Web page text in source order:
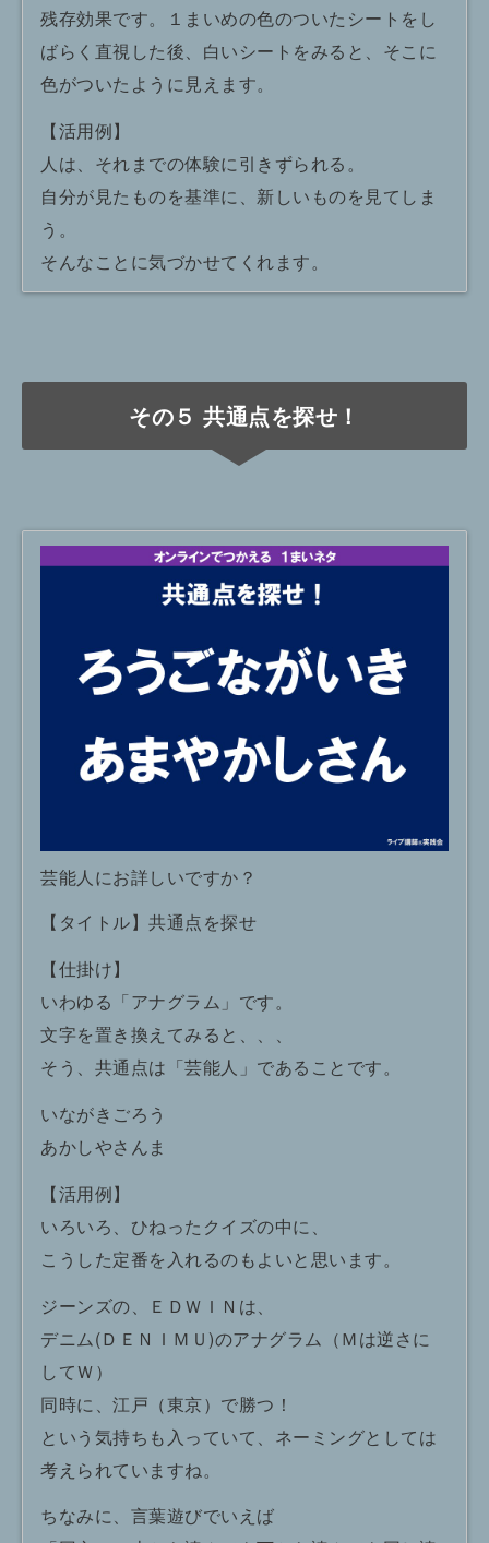
残存効果です。１まいめの色のついたシートをし
ばらく直視した後、白いシートをみると、そこに
色がついたように見えます。
【活用例】
人は、それまでの体験に引きずられる。
自分が見たものを基準に、新しいものを見てしま
う。
そんなことに気づかせてくれます。
その５ 共通点を探せ！
芸能人にお詳しいですか？
【タイトル】共通点を探せ
【仕掛け】
いわゆる「アナグラム」です。
文字を置き換えてみると、、、
そう、共通点は「芸能人」であることです。
いながきごろう
あかしやさんま
【活用例】
いろいろ、ひねったクイズの中に、
こうした定番を入れるのもよいと思います。
ジーンズの、ＥＤＷＩＮは、
デニム(ＤＥＮＩＭＵ)のアナグラム（Ｍは逆さに
してＷ）
同時に、江戸（東京）で勝つ！
という気持ちも入っていて、ネーミングとしては
考えられていますね。
ちなみに、言葉遊びでいえば